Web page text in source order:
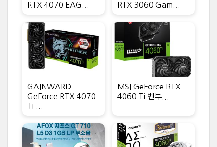
RTX 4070 EAG...
RTX 3060 Gam...
GAINWARD
GeForce RTX 4070
Ti ...
MSI GeForce RTX
4060 Ti 벤투...